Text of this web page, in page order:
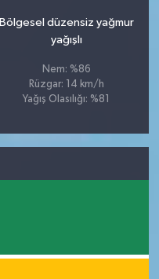
Bölgesel düzensiz yağmur
yağışlı
Nem: %86
Rüzgar: 14 km/h
Yağış Olasılığı: %81